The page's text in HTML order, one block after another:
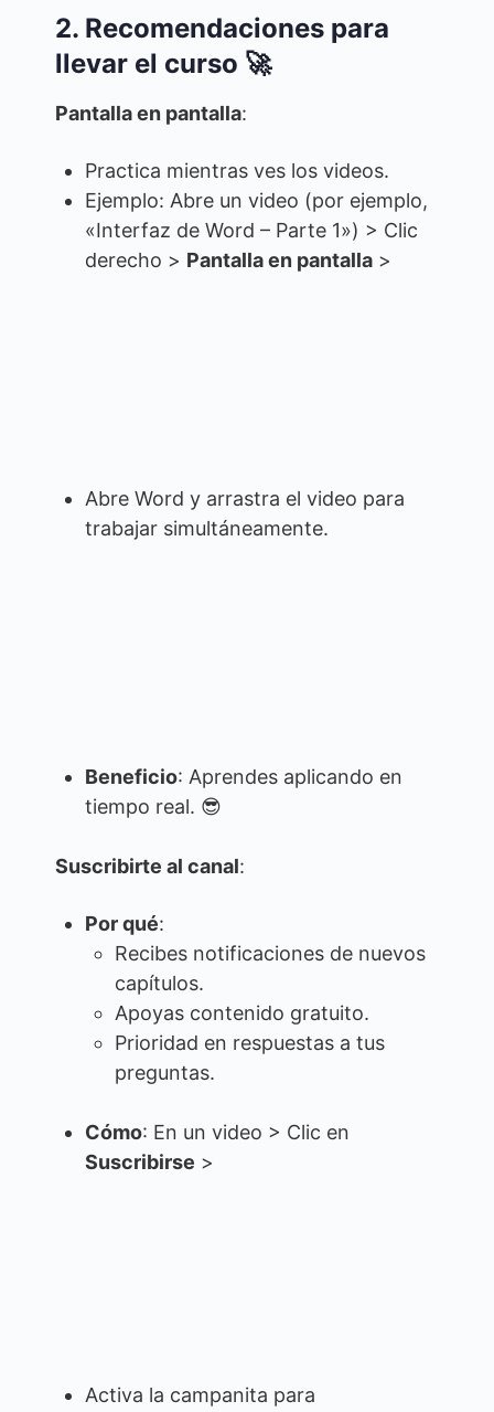
2. Recomendaciones para
llevar el curso 🚀
Pantalla en pantalla:
Practica mientras ves los videos.
Ejemplo: Abre un video (por ejemplo,
«Interfaz de Word – Parte 1») > Clic
derecho > Pantalla en pantalla >
Abre Word y arrastra el video para
trabajar simultáneamente.
Beneficio: Aprendes aplicando en
tiempo real. 😎
Suscribirte al canal:
Por qué:
Recibes notificaciones de nuevos
capítulos.
Apoyas contenido gratuito.
Prioridad en respuestas a tus
preguntas.
Cómo: En un video > Clic en
Suscribirse >
Activa la campanita para